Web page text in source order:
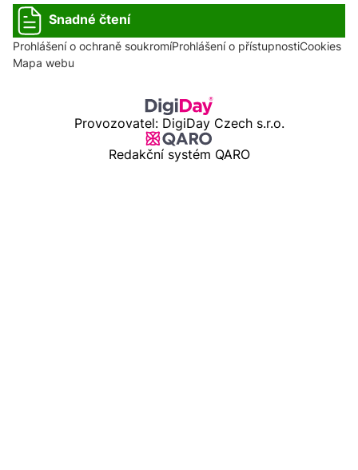
Snadné čtení
Prohlášení o ochraně soukromíProhlášení o přístupnostiCookies
Mapa webu
Provozovatel: DigiDay Czech s.r.o.
Redakční systém QARO